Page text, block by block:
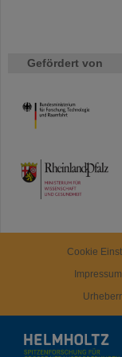
Gefördert von
HMWK
TMWWDG
Cookie
Impressum